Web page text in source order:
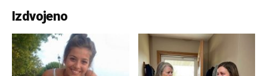
Izdvojeno